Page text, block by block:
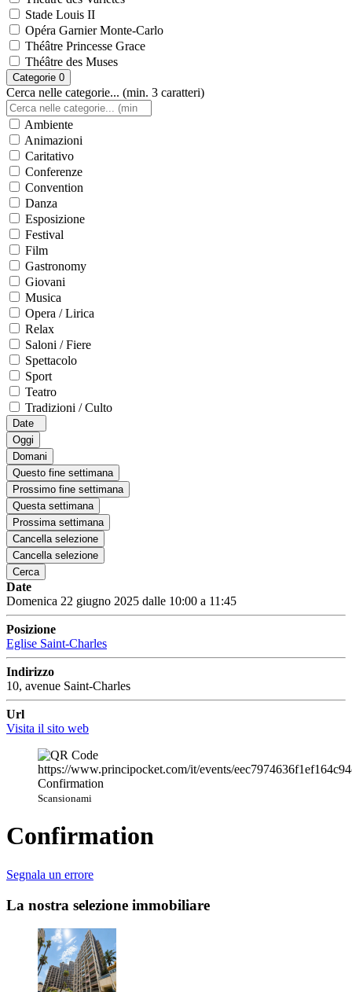
Stade Louis II
Opéra Garnier Monte-Carlo
Théâtre Princesse Grace
Théâtre des Muses
Categorie 0
Cerca nelle categorie... (min. 3 caratteri)
Ambiente
Animazioni
Caritativo
Conferenze
Convention
Danza
Esposizione
Festival
Film
Gastronomy
Giovani
Musica
Opera / Lirica
Relax
Saloni / Fiere
Spettacolo
Sport
Teatro
Tradizioni / Culto
Date
Oggi
Domani
Questo fine settimana
Prossimo fine settimana
Questa settimana
Prossima settimana
Cancella selezione
Cancella selezione
Cerca
Date
Domenica 22 giugno 2025 dalle 10:00 a 11:45
Posizione
Eglise Saint-Charles
Indirizzo
10, avenue Saint-Charles
Url
Visita il sito web
Scansionami
Confirmation
Segnala un errore
La nostra selezione immobiliare